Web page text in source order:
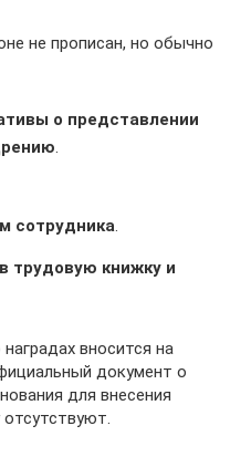
не прописан, но обычно
о представлении
.
сотрудника.
трудовую книжку и
вносится на
документ о
для внесения